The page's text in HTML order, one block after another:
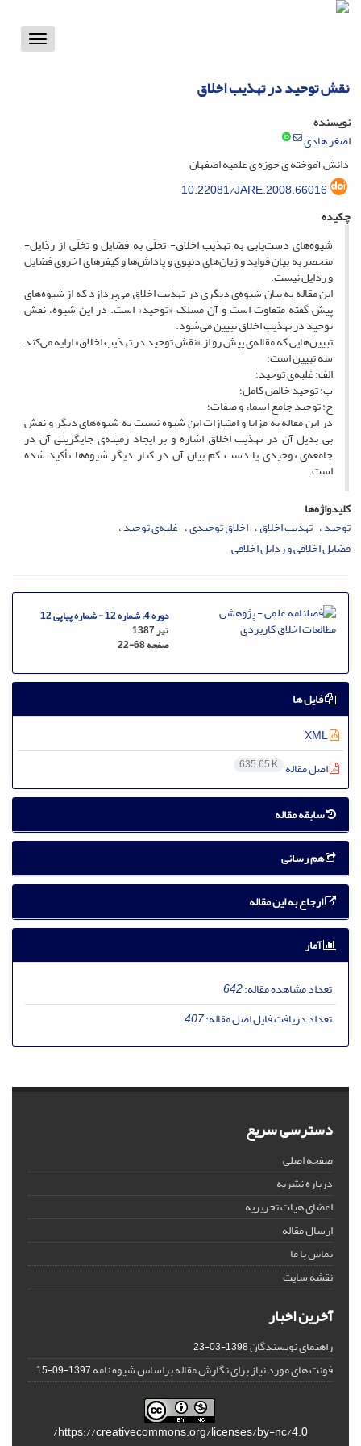
Toggle
نقش توحید در تهذیب اخلاق
نویسنده
اصغر هادی
دانش آموخته ی حوزه ی علمیه اصفهان
10.22081/JARE.2008.66016
چکیده
شیوه‌های دست‌یابی به تهذیب اخلاق- تحلّی به فضایل و تخلّی از رذایل-
منحصر به بیان فواید و زیان‌های دنیوی و پاداش‌ها و کیفرهای اخروی فضایل
و رذایل نیست.
این مقاله به بیان شیوه‌ی دیگری در تهذیب اخلاق می‌پردازد که از شیوه‌های
پیش گفته متفاوت است و آن مسلک «توحید» است. در این شیوه، نقش
توحید در تهذیب اخلاق تبیین می‌شود.
تبیین‌هایی که مقاله‌ی پیش رو از «نقش توحید در تهذیب اخلاق» ارایه می‌کند
سه تبیین است:
الف: غلبه‌ی توحید؛
ب: توحید خالص کامل؛
ج: توحید جامع اسماء و صفات؛
در این مقاله به مزایا و امتیازات این شیوه نسبت به شیوه‌های دیگر و نقش
بی بدیل آن در تهذیب اخلاق اشاره و بر ایجاد زمینه‌ی جایگزینی آن در
جامعه‌ی توحیدی یا دست کم بیان آن در کنار دیگر شیوه‌ها تأکید شده
است.
کلیدواژه‌ها
توحید تهذیب اخلاق اخلاق توحیدی غلبه‌ی توحید
فضایل اخلاقی و رذایل اخلاقی
دوره 4، شماره 12 - شماره پیاپی 12
تیر 1387
صفحه22-68
فایل ها
اصل مقاله 635.65 K
سابقه مقاله
هم رسانی
ارجاع به این مقاله
آمار
تعداد مشاهده مقاله:642
تعداد دریافت فایل اصل مقاله:407
دسترسی سریع
صفحه اصلی
درباره نشریه
اعضای هیات تحریریه
ارسال مقاله
تماس با ما
نقشه سایت
آخرین اخبار
راهنمای نویسندگان1398-03-23
فونت های مورد نیاز برای نگارش مقاله براساس شیوه نامه1397-09-15
https://creativecommons.org/licenses/by-nc/4.0/